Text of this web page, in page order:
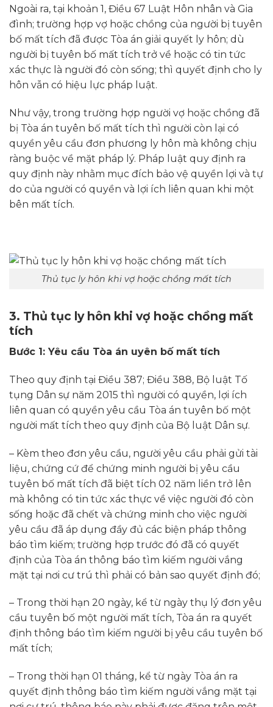
Ngoài ra, tại khoản 1, Điều 67 Luật Hôn nhân và Gia
đình; trường hợp vợ hoặc chồng của người bị tuyên
bố mất tích đã được Tòa án giải quyết ly hôn; dù
người bị tuyên bố mất tích trở về hoặc có tin tức
xác thực là người đó còn sống; thì quyết định cho ly
hôn vẫn có hiệu lực pháp luật.
Như vậy, trong trường hợp người vợ hoặc chồng đã
bị Tòa án tuyên bố mất tích thì người còn lại có
quyền yêu cầu đơn phương ly hôn mà không chịu
ràng buộc về mặt pháp lý. Pháp luật quy định ra
quy định này nhằm mục đích bảo vệ quyền lợi và tự
do của người có quyền và lợi ích liên quan khi một
bên mất tích.
Thủ tục ly hôn khi vợ hoặc chồng mất tích
3. Thủ tục ly hôn khi vợ hoặc chồng mất
tích
Bước 1: Yêu cầu Tòa án uyên bố mất tích
Theo quy định tại Điều 387; Điều 388, Bộ luật Tố
tụng Dân sự năm 2015 thì người có quyền, lợi ích
liên quan có quyền yêu cầu Tòa án tuyên bố một
người mất tích theo quy định của Bộ luật Dân sự.
– Kèm theo đơn yêu cầu, người yêu cầu phải gửi tài
liệu, chứng cứ để chứng minh người bị yêu cầu
tuyên bố mất tích đã biệt tích 02 năm liền trở lên
mà không có tin tức xác thực về việc người đó còn
sống hoặc đã chết và chứng minh cho việc người
yêu cầu đã áp dụng đầy đủ các biện pháp thông
báo tìm kiếm; trường hợp trước đó đã có quyết
định của Tòa án thông báo tìm kiếm người vắng
mặt tại nơi cư trú thì phải có bản sao quyết định đó;
– Trong thời hạn 20 ngày, kể từ ngày thụ lý đơn yêu
cầu tuyên bố một người mất tích, Tòa án ra quyết
định thông báo tìm kiếm người bị yêu cầu tuyên bố
mất tích;
– Trong thời hạn 01 tháng, kể từ ngày Tòa án ra
quyết định thông báo tìm kiếm người vắng mặt tại